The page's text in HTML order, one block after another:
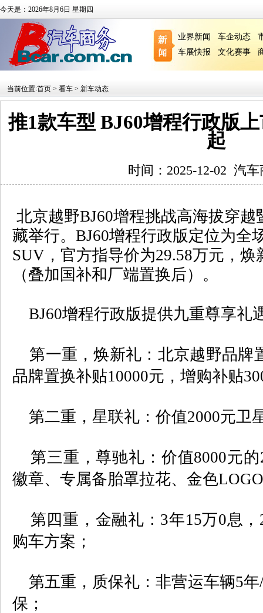
今天是：2026年8月6日 星期四
业界新闻 车企动态
车展快报
文化赛事
当前位置:首页 > 看车 > 新车动态
推1款车型 BJ60增程行政版
起
时间：2025-12-02 汽车
北京越野BJ60增程挑战高海拔穿越
藏举行。 BJ60增程行政版定位为全
SUV ，官方指导价为29.58万元，焕
（叠加国补和厂端置换后）。
BJ60增程行政版提供九重尊享礼
第一重，焕新礼：北京越野品牌
品牌置换补贴10000元，增购补贴
第二重，星联礼：价值2000元卫
第三重，尊驰礼：价值8000元的
徽章、专属备胎罩拉花、金色LOGO
第四重，金融礼： 3年15万0息，
购车方案；
第五重，质保礼：非营运车辆5年
保；